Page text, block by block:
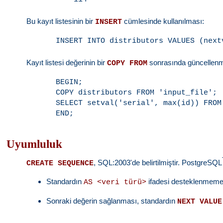
Bu kayıt listesinin bir INSERT cümlesinde kullanılması:
Kayıt listesi değerinin birCOPY FROM sonrasında
BEGIN;
COPY distributors FROM 'input_file';
SELECT setval('serial', max(id))
Uyumluluk
CREATE SEQUENCE, SQL:2003'de belirtilmiştir. PostgreSQL
StandardınAS <veri türü> ifadesi
Sonraki değerin sağlanması, standardın NEXT